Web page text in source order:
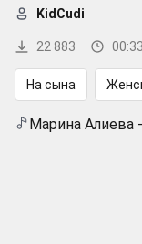
22 883 00:33
KidCudi
На сына
Марина Алиева